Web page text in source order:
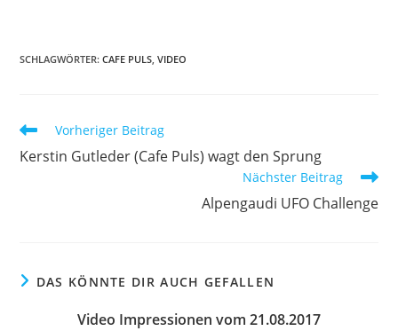
SCHLAGWÖRTER:CAFE PULS, VIDEO
Weitere
ansehen
Vorheriger Beitrag
Kerstin Gutleder (Cafe Puls) wagt den Sprung
Nächster Beitrag
Alpengaudi UFO Challenge
DAS KÖNNTE DIR AUCH GEFALLEN
Video Impressionen vom 21.08.2017